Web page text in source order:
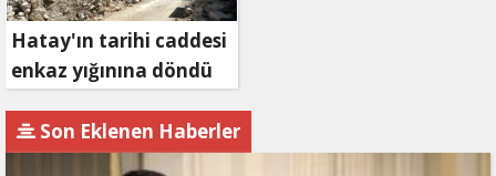
Hatay'ın tarihi caddesi
enkaz yığınına döndü
Son Eklenen Haberler